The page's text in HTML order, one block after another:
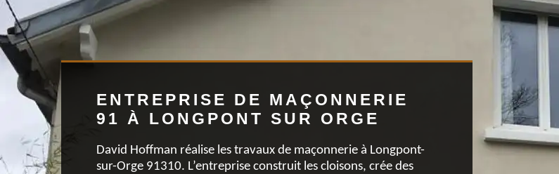
ENTREPRISE DE MAÇONNERIE
91 À LONGPONT SUR ORGE
David Hoffman réalise les travaux de maçonnerie à Longpont-
sur-Orge 91310. L’entreprise construit les cloisons, crée des